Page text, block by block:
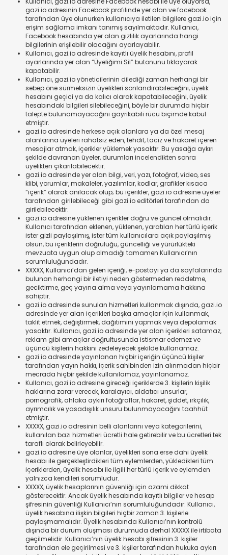
gazi.io adresinin Facebook profilinde yer alan ve facebook
tarafından üye olunurken kullanıcıya iletilen bilgilere gazi.io için
erişim sağlama imkanı tanımış sayılmaktadır. Kullanıcı,
Facebook hesabında yer alan gizlilik ayarlarında hangi
bilgilerinin erişilebilir olacağını ayarlayabilir.
Kullanıcı, gazi.io adresinde kayıtlı üyelik hesabını, profil
ayarlarında yer alan “Üyeliğimi Sil” butonunu tıklayarak
kapatabilir.
Kullanıcı, gazi.io yöneticilerinin dilediği zaman herhangi bir
sebep öne sürmeksizin üyelikleri sonlandırabileceğini, üyelik
hesabını geçici ya da kalıcı olarak kapatabileceğini, üyelik
hesabındaki bilgileri silebileceğini, böyle bir durumda hiçbir
talepte bulunamayacağını gayrikabili rücu biçimde kabul
etmiştir.
gazi.io adresinde herkese açık alanlara ya da özel mesaj
alanlarına üyeleri rahatsız eden, tehdit, taciz ve hakaret içeren
mesajlar atmak, içerikler yüklemek yasaktır. Bu yasağa aykırı
şekilde davranan üyeler, durumları incelendikten sonra
üyelikten çıkarılabilecektir.
gazi.io adresinde yer alan bilgi, veri, yazı, fotoğraf, video, ses
klibi, yorumlar, makaleler, yazılımlar, kodlar, grafikler kısaca
“içerik” olarak anılacak olup; bu içerikler, gazi.io adresine üyeler
tarafından girilebileceği gibi gazi.io editörleri tarafından da
girilebilecektir.
gazi.io adresine yüklenen içerikler doğru ve güncel olmalıdır.
Kullanıcı tarafından eklenen, yüklenen, yaratılan her türlü içerik
ister gizli paylaşılmış, ister tüm kullanıcılara açık paylaşılmış
olsun, bu içeriklerin doğruluğu, güncelliği ve yürürlükteki
mevzuata uygun olup olmadığı tamamen Kullanıcı’nın
sorumluluğundadır.
XXXXX, Kullanıcı’dan gelen içeriği, e-postayı ya da sayfalarında
bulunan herhangi bir iletiyi neden göstermeden reddetme,
geciktirme, geç yayına alma veya yayınlamama hakkına
sahiptir.
gazi.io adresinde sunulan hizmetleri kullanmak dışında, gazi.io
adresinde yer alan içerikleri başka amaçlar için kullanmak,
taklit etmek, değiştirmek, dağıtımını yapmak veya depolamak
yasaktır. Kullanıcı, gazi.io adresinde yer alan içerikleri satamaz,
reklam gibi amaçlar doğrultusunda istismar edemez ve
üçüncü kişilerin hakkını zedeleyecek şekilde kullanamaz.
gazi.io adresinde yayınlanan hiçbir içeriğin üçüncü kişiler
tarafından yayın hakkı, içerik sahibinden izin alınmadan hiçbir
mecrada hiçbir şekilde kullanılamaz, yayınlanamaz.
Kullanıcı, gazi.io adresine gireceği içeriklerde 3. kişilerin kişilik
haklarına zarar verecek, karalayıcı, aldatıcı unsurlar,
pornografik, ahlaka aykırı fotoğraflar, hakaret, şiddet, ırkçılık,
ayrımcılık ve yasadışılık unsuru bulunmayacağını taahhüt
etmiştir.
XXXXX, gazi.io adresinin belli alanlarını veya kategorilerini,
kullanılan bazı hizmetleri ücretli hale getirebilir ve bu ücretleri tek
taraflı olarak belirleyebilir.
gazi.io adresine üye olanlar, üyelikleri sona erse dahi üyelik
hesabı ile gerçekleştirdikleri tüm eylemlerden, yükledikleri tüm
içeriklerden, üyelik hesabı ile ilgili her türlü içerik ve eylemden
yalnızca kendileri sorumludur.
XXXXX, üyelik hesaplarının güvenliği için azami dikkat
gösterecektir. Ancak üyelik hesabında kayıtlı bilgiler ve hesap
şifresinin güvenliği Kullanıcı’nın sorumluluğundadır. Kullanıcı,
üyelik hesabına ilişkin bilgileri hiçbir zaman 3. kişilerle
paylaşmamalıdır. Üyelik hesabında Kullanıcı’nın kontrolü
dışında bir durum oluşması durumuda derhal XXXXX ile irtibata
geçilmelidir. Kullanıcı’nın üyelik hesabı şifresinin 3. kişiler
tarafından ele geçirilmesi ve 3. kişiler tarafından hukuka aykırı